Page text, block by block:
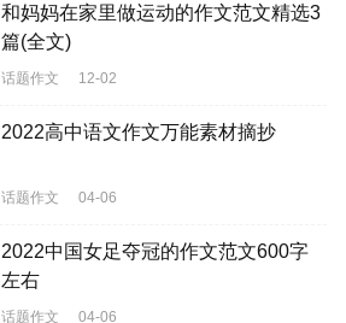
和妈妈在家里做运动的作文范文精选3
篇(全文)
话题作文 12-02
2022高中语文作文万能素材摘抄
话题作文 04-06
2022中国女足夺冠的作文范文600字
左右
话题作文 04-06